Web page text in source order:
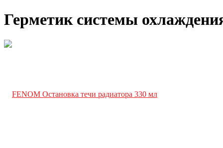
Герметик системы